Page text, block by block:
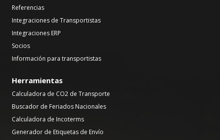
Referencias
Integraciones de Transportistas
Integraciones ERP
Socios
Información para transportistas
Herramientas
Calculadora de CO2 de Transporte
Buscador de Feriados Nacionales
Calculadora de Incoterms
Generador de Etiquetas de Envío